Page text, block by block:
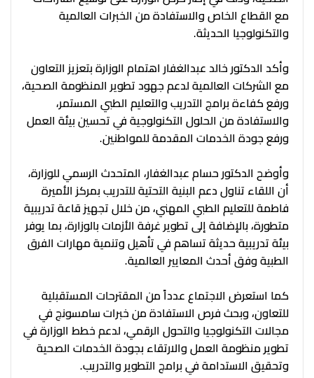
مع القطاع الخاص والاستفادة من الخبرات العالمية
والتكنولوجيا الحديثة.
وأكد الدكتور خالد عبدالغفار اهتمام الوزارة بتعزيز التعاون
مع الشركات العالمية لدعم جهود تطوير المنظومة الصحية،
ورفع كفاءة برامج التدريب والتعليم الطبي المستمر،
والاستفادة من الحلول التكنولوجية في تحسين بيئة العمل
ورفع جودة الخدمات المقدمة للمواطنين.
وأوضح الدكتور حسام عبدالغفار، المتحدث الرسمي للوزارة،
أن اللقاء تناول دعم البنية التحتية للتدريب بمركز الأميرة
فاطمة للتعليم الطبي المهني، من خلال تجهيز قاعة تدريبية
متطورة، بالإضافة إلى تطوير غرفة الأزمات بالوزارة، بما يوفر
بيئة تدريبية حديثة تساهم في تأهيل وتنمية مهارات الفرق
الطبية وفق أحدث المعايير العالمية.
كما استعرض الاجتماع عدداً من المقترحات المستقبلية
للتعاون، وبحث فرص الاستفادة من خبرات سامسونج في
مجالات التكنولوجيا والتحول الرقمي، لدعم خطط الوزارة في
تطوير منظومة العمل والارتقاء بجودة الخدمات الصحية
وتحقيق الاستدامة في برامج التطوير والتدريب.